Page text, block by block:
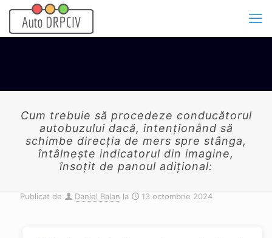
Cum trebuie să procedeze conducătorul
autobuzului dacă, intenţionând să
schimbe direcţia de mers spre stânga,
întâlneşte indicatorul din imagine,
însoţit de panoul adiţional:
Publicat de Daniel Balan la 13 octombrie 2024